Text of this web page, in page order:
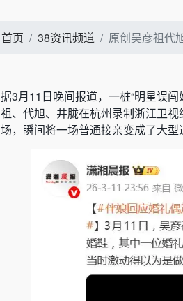
首页 38资讯频道 原创吴彦祖代
据3月11日晚间报道，一桩“明星误
祖、代旭、井胧在杭州录制浙江卫
场，瞬间将一场普通接亲变成了大型